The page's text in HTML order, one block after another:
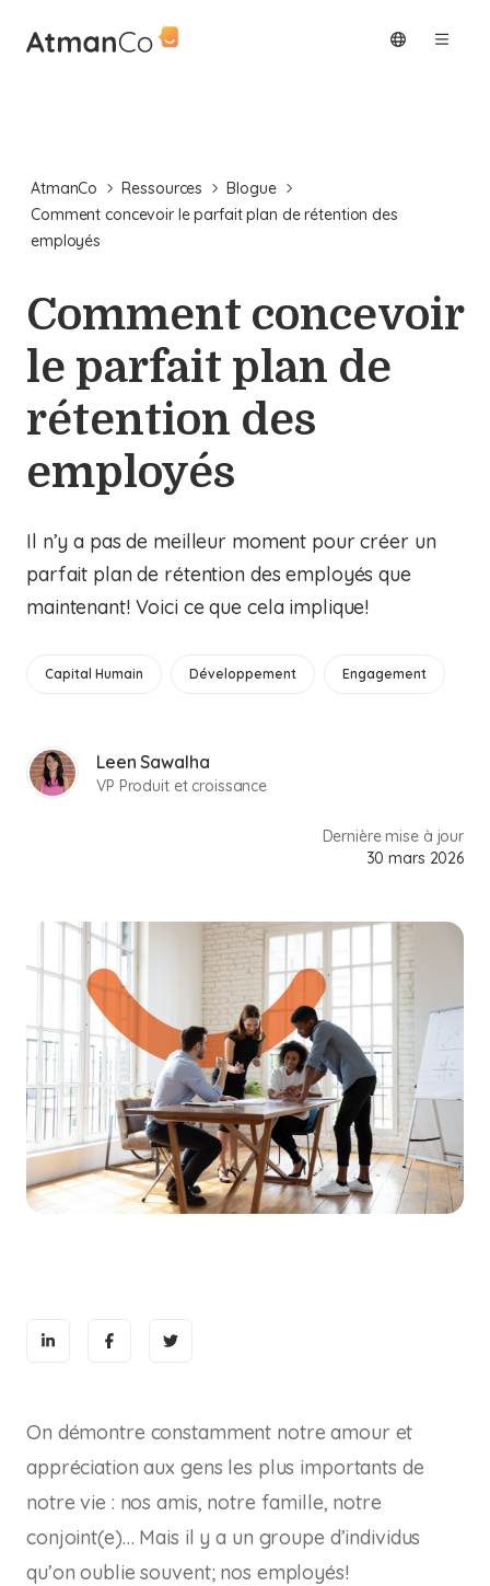
AtmanCo Ressources
Blogue
Comment concevoir le parfait plan de rétention des
employés
Comment concevoir
le parfait plan de
rétention des
employés
Il n’y a pas de meilleur moment pour créer un
parfait plan de rétention des employés que
maintenant! Voici ce que cela implique!
Capital Humain Développement Engagement
Leen Sawalha
VP Produit et croissance
Dernière mise à jour
30 mars 2026
On démontre constamment notre amour et
appréciation aux gens les plus importants de
notre vie : nos amis, notre famille, notre
conjoint(e)… Mais il y a un groupe d’individus
qu’on oublie souvent; nos employés!